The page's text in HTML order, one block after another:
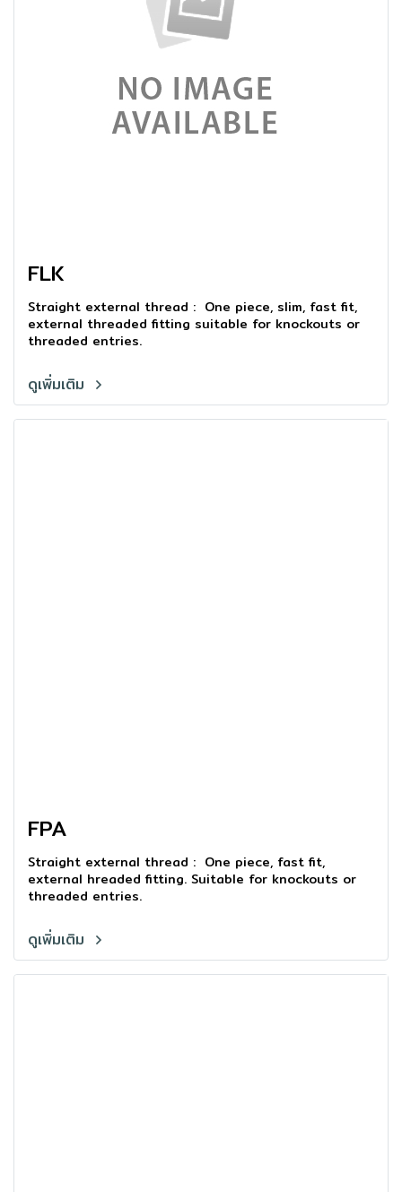
FLK
Straight external thread : One piece, slim, fast fit,
external threaded fitting suitable for knockouts or
threaded entries.
ดูเพิ่มเติม
FPA
Straight external thread : One piece, fast fit,
external hreaded fitting. Suitable for knockouts or
threaded entries.
ดูเพิ่มเติม